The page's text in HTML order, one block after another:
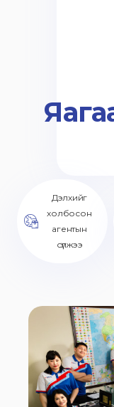
Дэлхийг
холбосон
агентын
сүлжээ